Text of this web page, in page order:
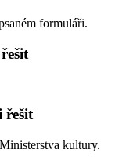
formuláři.
řešit
kultury.